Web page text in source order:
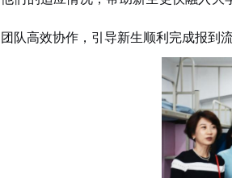
团队高效协作，引导新生顺利完成报到流